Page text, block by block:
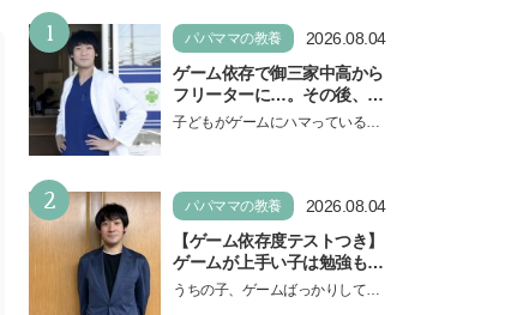
1 パパママの教養
2026.08.04
ゲーム依存で御三家中高から
フリーターに…。その後、医
学部へ逆転合格した現役医師
子どもがゲームにハマっている
2 パパママの教養
2026.08.04
【ゲーム依存度テストつき】
ゲームが上手い子は勉強もで
きる？御三家中高卒でゲーマ
うちの子、ゲームばっかりしてい